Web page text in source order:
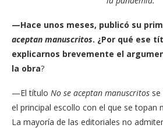
—Hace unos meses, publicó su
aceptan manuscritos. ¿Por qué ese
explicarnos brevemente el
la obra?
—El título No se aceptan manuscritos
el principal escollo con el que se topan
La mayoría de las editoriales no